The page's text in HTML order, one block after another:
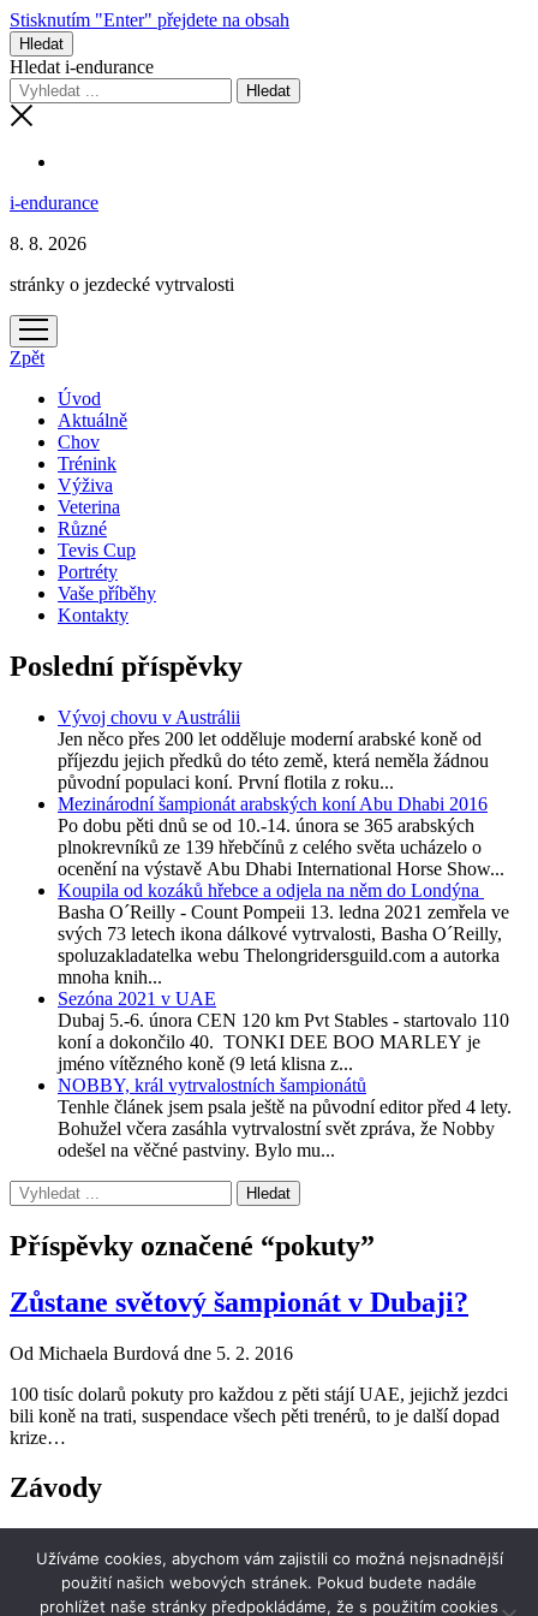
Stisknutím "Enter" přejdete na obsah
Hledat
Hledat i-endurance
i-endurance
8. 8. 2026
stránky o jezdecké vytrvalosti
otevřít
menu
Zpět
Úvod
Aktuálně
Chov
Trénink
Výživa
Veterina
Různé
Tevis Cup
Portréty
Vaše příběhy
Kontakty
Poslední příspěvky
Vývoj chovu v Austrálii
Jen něco přes 200 let odděluje moderní arabské koně od
příjezdu jejich předků do této země, která neměla žádnou
původní populaci koní. První flotila z roku...
Mezinárodní šampionát arabských koní Abu Dhabi 2016
Po dobu pěti dnů se od 10.-14. února se 365 arabských
plnokrevníků ze 139 hřebčínů z celého světa ucházelo o
ocenění na výstavě Abu Dhabi International Horse Show...
Koupila od kozáků hřebce a odjela na něm do Londýna
Basha O´Reilly - Count Pompeii 13. ledna 2021 zemřela ve
svých 73 letech ikona dálkové vytrvalosti, Basha O´Reilly,
spoluzakladatelka webu Thelongridersguild.com a autorka
mnoha knih...
Sezóna 2021 v UAE
Dubaj 5.-6. února CEN 120 km Pvt Stables - startovalo 110
koní a dokončilo 40. TONKI DEE BOO MARLEY je
jméno vítězného koně (9 letá klisna z...
NOBBY, král vytrvalostních šampionátů
Tenhle článek jsem psala ještě na původní editor před 4 lety.
Bohužel včera zasáhla vytrvalostní svět zpráva, že Nobby
odešel na věčné pastviny. Bylo mu...
Příspěvky označené “pokuty”
Zůstane světový šampionát v Dubaji?
Od Michaela Burdová dne 5. 2. 2016
100 tisíc dolarů pokuty pro každou z pěti stájí UAE, jejichž jezdci
bili koně na trati, suspendace všech pěti trenérů, to je další dopad
krize…
Závody
stránky o jezdecké vytrvalosti
Užíváme cookies, abychom vám zajistili co možná nejsnadnější
použití našich webových stránek. Pokud budete nadále
prohlížet naše stránky předpokládáme, že s použitím cookies